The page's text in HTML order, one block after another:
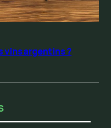
vins argentins ?